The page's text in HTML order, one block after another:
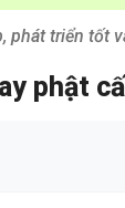
phát triển tốt
phật